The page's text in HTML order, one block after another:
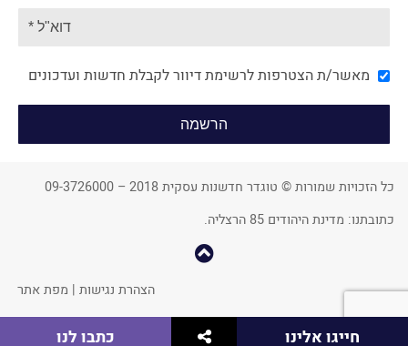
מאשר/ת הצטרפות לרשימת דיוור לקבלת חדשות ועדכונים
כל הזכויות שמורות © טוגדר חדשנות עסקית 2018 – 09-3726000
כתובתנו: מדינת היהודים 85 הרצליה.
קפוץ
הצהרת נגישות | מפת אתר
חייגו אלינו שתף כתבו לנו